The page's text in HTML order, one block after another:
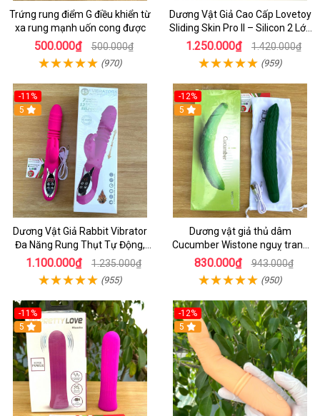
Trứng rung điểm G điều khiển từ
xa rung mạnh uốn cong được
500.000₫ 500.000₫
(970)
Dương Vật Giả Cao Cấp Lovetoy
Sliding Skin Pro II – Silicon 2 Lớp
Mềm Mịn, Rung Đa Tần Từ Xa
1.250.000₫ 1.420.000₫
(959)
-11%
5
Dương Vật Giả Rabbit Vibrator
Đa Năng Rung Thụt Tự Động,
Phát Nhiệt Ấm Nóng Kích Thích
1.100.000₫ 1.235.000₫
(955)
-12%
5
Dương vật giả thủ dâm
Cucumber Wistone nguỵ trang
hình quả dưa Leo
830.000₫ 943.000₫
(950)
-11%
5
-12%
5